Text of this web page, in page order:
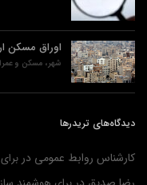
اوراق مسکن
شهر، مسکن و
دیدگاه‌های تریدرها
کارشناس روابط عمومی در